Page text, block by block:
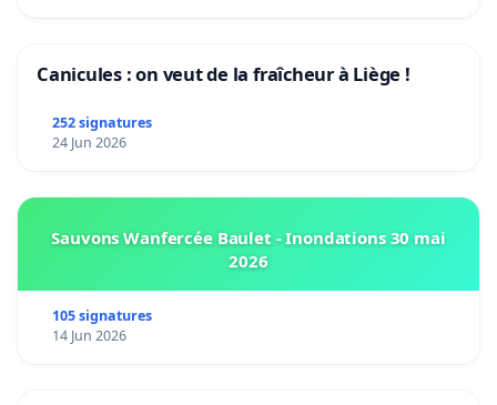
Canicules : on veut de la fraîcheur à Liège !
252 signatures
24 Jun 2026
Sauvons Wanfercée Baulet - Inondations 30 mai
2026
105 signatures
14 Jun 2026